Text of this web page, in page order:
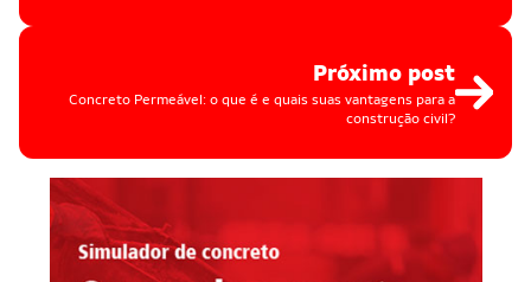
Próximo post
Concreto Permeável: o que é e quais suas vantagens para a
construção civil?